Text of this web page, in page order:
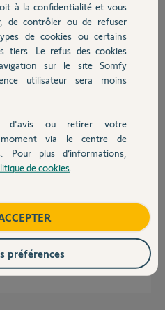
de 40°C.
11 ans
que je ne partage pas car nous
50°C en plein soleil
11 ans
à la confidentialité et vous
de contrôler ou de refuser
de cookies ou certains
tiers. Le refus des cookies
sur le site Somfy
utilisateur sera moins
d'avis ou retirer votre
via le centre de
Pour plus d’informations,
de cookies
préférences